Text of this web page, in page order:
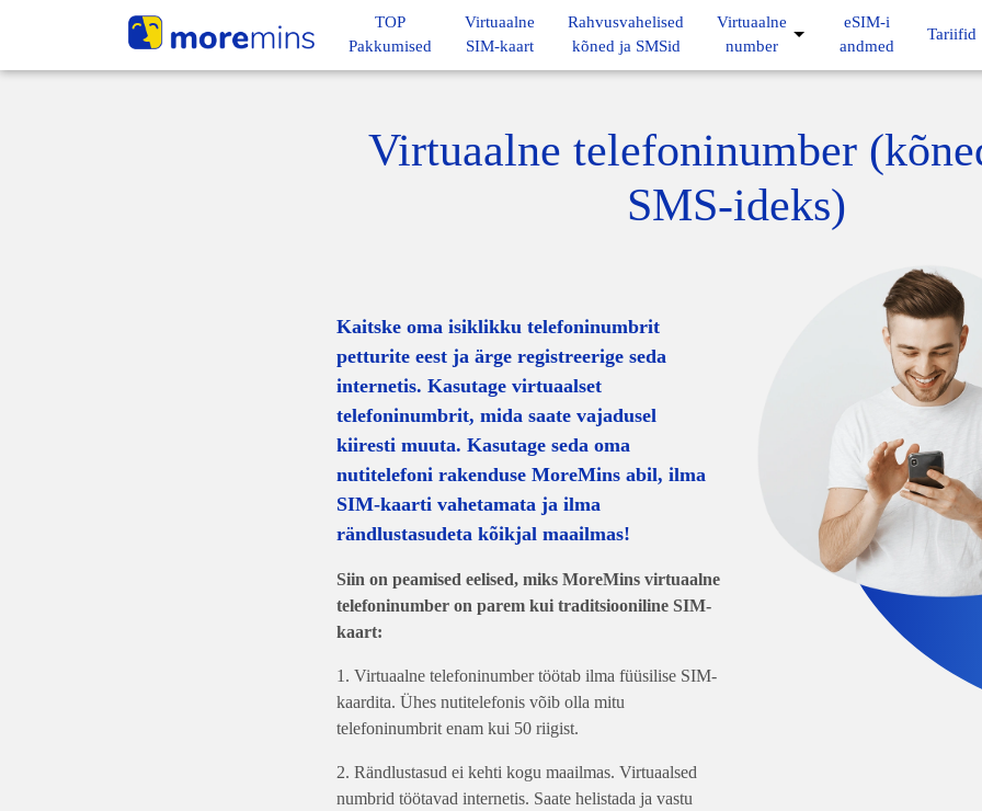
TOP
Pakkumised
Virtuaalne
SIM-kaart
Rahvusvahelised
kõned ja SMSid
Virtuaalne
number
eSIM-i
andmed
Tariifid
Virtuaalne telefoninumber
SMS-ideks)
Kaitske oma isiklikku telefoninumbrit
petturite eest ja ärge registreerige seda
internetis. Kasutage virtuaalset
telefoninumbrit, mida saate vajadusel
kiiresti muuta. Kasutage seda oma
nutitelefoni rakenduse MoreMins abil, ilma
SIM-kaarti vahetamata ja ilma
rändlustasudeta kõikjal maailmas!
Siin on peamised eelised, miks MoreMins virtuaalne
telefoninumber on parem kui traditsiooniline SIM-
kaart:
1. Virtuaalne telefoninumber töötab ilma füüsilise SIM-
kaardita. Ühes nutitelefonis võib olla mitu
telefoninumbrit enam kui 50 riigist.
2. Rändlustasud ei kehti kogu maailmas. Virtuaalsed
numbrid töötavad internetis. Saate helistada ja vastu